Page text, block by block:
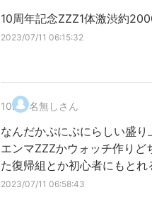
10周年記念ZZZ1体激渋約
2023/07/11 06:15:32
10. 名無しさん
なんだかぷにぷにらしい盛り
エンマZZZかウォッチ作りど
た復帰組とか初心者にもとれ
2023/07/11 06:58:43